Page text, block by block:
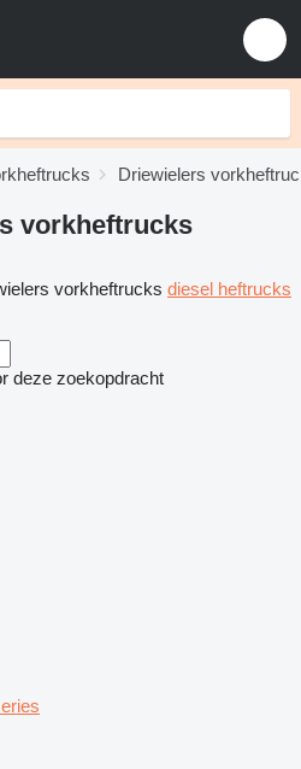
Driewielers
vorkheftrucks
vorkheftrucks diesel heftrucks
deze zoekopdracht